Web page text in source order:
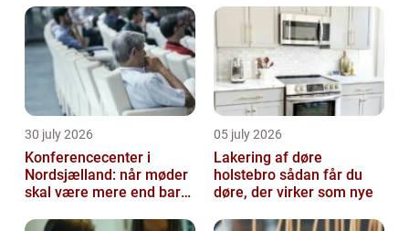
30 july 2026
Konferencecenter i
Nordsjælland: når møder
skal være mere end bare
05 july 2026
Lakering af døre
holstebro sådan får du
døre, der virker som nye